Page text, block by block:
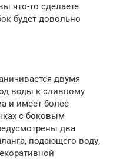
что-то сделаете
будет довольно
двумя
воды к сливному
и имеет более
с боковым
два
подающего воду,